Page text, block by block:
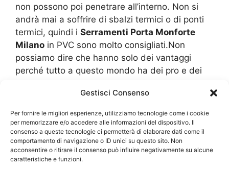
Gestisci Consenso
Per fornire le migliori esperienze, utilizziamo tecnologie come i cookie
per memorizzare e/o accedere alle informazioni del dispositivo. Il
consenso a queste tecnologie ci permetterà di elaborare dati come il
comportamento di navigazione o ID unici su questo sito. Non
acconsentire o ritirare il consenso può influire negativamente su alcune
caratteristiche e funzioni.
non possono poi penetrare all’interno. Non si
andrà mai a soffrire di sbalzi termici o di ponti
termici, quindi i Serramenti Porta Monforte
Milano in PVC sono molto consigliati.Non
possiamo dire che hanno solo dei vantaggi
perché tutto a questo mondo ha dei pro e dei
alle temperature, ma tuttavia va a soffrire per
colpa delle intemperie, di un graduale
indebolimento. Il Sole è forse l’elemento più
logorante per il PVC poiché lo scolorisce e
riesce a indurire le fibre fino a farle diventare
eccessivamente fragili. quando ormai sono